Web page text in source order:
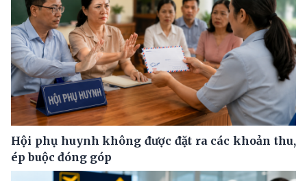
Hội phụ huynh không được đặt ra các khoản thu,
ép buộc đóng góp